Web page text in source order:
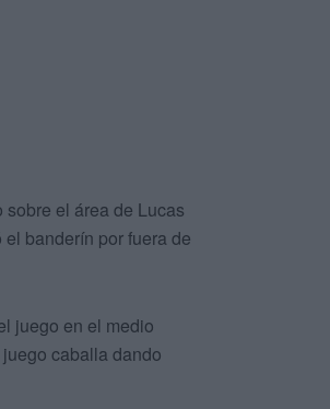
el área de Lucas
banderín por fuera de
juego en el medio
caballa dando